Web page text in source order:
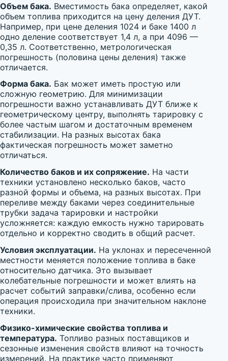
Объем бака. Вместимость бака определяет, какой
объем топлива приходится на цену деления ДУТ.
Например, при цене деления 1024 и баке 1400 л
одно деление соответствует 1,4 л, а при 4096 —
0,35 л. Соответственно, метрологическая
погрешность (половина цены деления) также
отличается.
Форма бака. Бак может иметь простую или
сложную геометрию. Для минимизации
погрешности важно устанавливать ДУТ ближе к
геометрическому центру, выполнять тарировку с
более частым шагом и достаточным временем
стабилизации. На разных высотах бака
фактическая погрешность может заметно
отличаться.
Количество баков и их сопряжение. На части
техники установлено несколько баков, часто
разной формы и объема, на разных высотах. При
переливе между баками через соединительные
трубки задача тарировки и настройки
усложняется: каждую емкость нужно тарировать
отдельно и корректно сводить в общий расчет.
Условия эксплуатации. На уклонах и пересеченной
местности меняется положение топлива в баке
относительно датчика. Это вызывает
колебательные погрешности и может влиять на
расчет событий заправки/слива, особенно если
операция происходила при значительном наклоне
техники.
Физико-химические свойства топлива и
температура. Топливо разных поставщиков и
сезонные изменения свойств влияют на точность
измерений. На практике часто применяют